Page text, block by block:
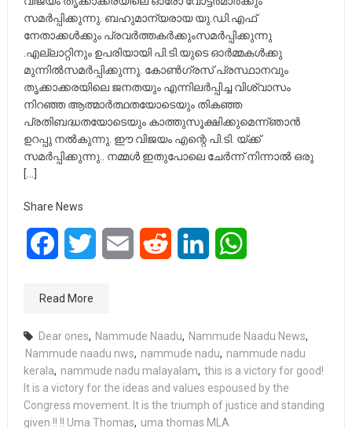
സമർപ്പിക്കുന്നു. ബഹുമാന്യരായ യു.ഡി.എഫ്
നേതാക്കൾക്കും പ്രവർത്തകർക്കുംസമർപ്പിക്കുന്നു
.എല്ലാറ്റിനും ഉപരിയായി പി.ടി.യുടെ ഓർമ്മകൾക്കു
മുന്നിൽസമർപ്പിക്കുന്നു. കോൺഗ്രസ് പ്രസ്ഥാനവും
തൃക്കാക്കരയിലെ ജനതയും എന്നിലർപ്പിച്ച വിശ്വാസം
നിറഞ്ഞ ആത്മാർത്ഥതയോടെയും തികഞ്ഞ
പ്രതിബദ്ധതയോടെയും കാത്തുസൂക്ഷിക്കുമെന്ന്ഞാൻ
ഉറപ്പു നൽകുന്നു. ഈ വിജയം എന്റെ പി.ടി. യ്ക്ക്
സമർപ്പിക്കുന്നു.. നമ്മൾ ഇതുപോലെ ചേർന്ന് നിന്നാൽ ഒരു
[…]
Share News
FacebookTwitter Email Reddit LinkedIn
Read More
Dear ones, Nammude Naadu, Nammude Naadu News,
Nammude naadu nws, nammude nadu, nammude nadu
kerala, nammude nadu malayalam, this is a victory for good!
It is a victory for the ideas and values espoused by the
Congress movement. It is the triumph of justice and standing
given !! !! Uma Thomas, uma thomas MLA